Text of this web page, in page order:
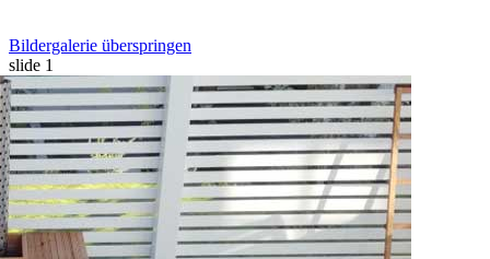
Bildergalerie überspringen
slide 1